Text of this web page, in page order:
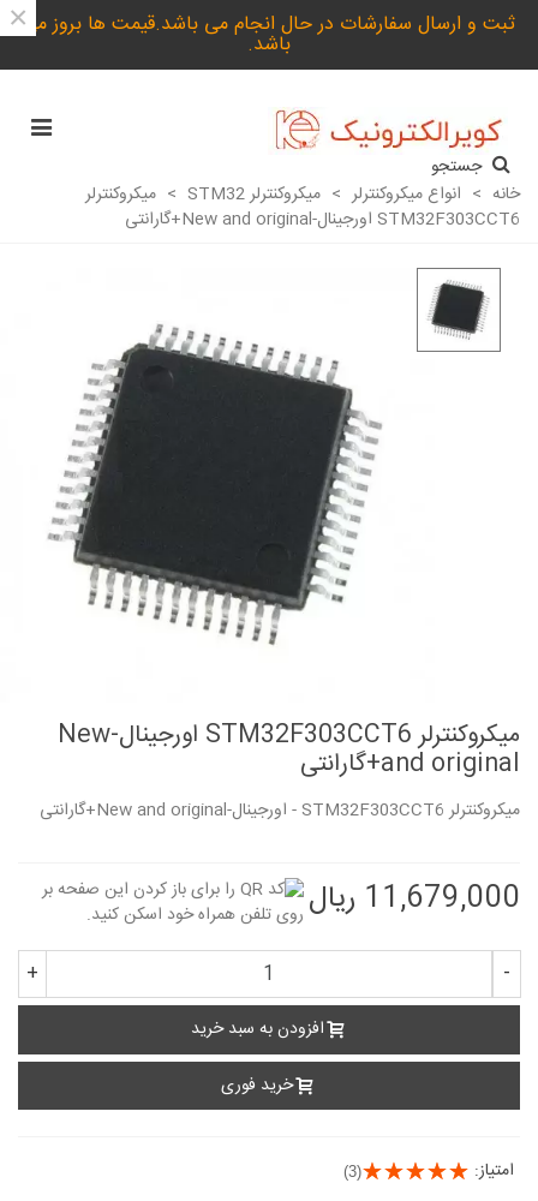
ثبت و ارسال سفارشات در حال انجام می باشد.قیمت ها بروز می
باشد.
×
جستجو
خانه > انواع میکروکنترلر > میکروکنترلر STM32 > میکروکنترلر
STM32F303CCT6 اورجینال-New and original+گارانتی
میکروکنترلر STM32F303CCT6 اورجینال-New
and original+گارانتی
میکروکنترلر STM32F303CCT6 - اورجینال-New and original+گارانتی
11,679,000 ریال
-
+
افزودن به سبد خرید
خرید فوری
امتیاز: (3)